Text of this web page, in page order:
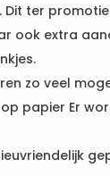
Dit ter
ook extra
zo veel
papier Er